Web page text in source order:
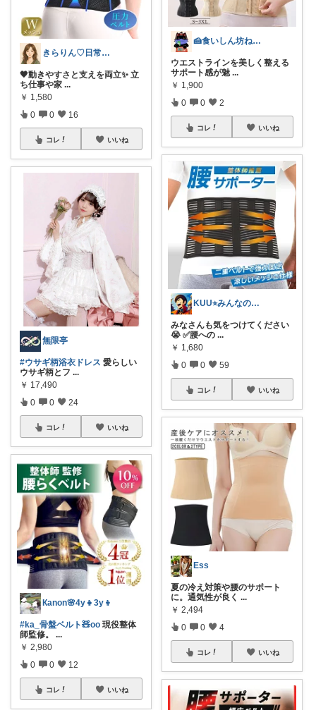
きらりん♡日常に馴染むものを集めて😊
🖤動きやすさと支えを両立✨ 立
ち仕事や家 ...
￥ 1,580
0 0 16
コレ いいね
無限亭
#ウサギ柄浴衣ドレス 愛らしい
ウサギ柄とフ ...
￥ 17,490
0 0 24
コレ いいね
Кanon🌸4y👧3y👦
#ka_骨盤ベルト🧸oo 現役整体
師監修。
...
￥ 2,980
0 0 12
コレ いいね
🍰食いしん坊ねっこ🍩毎日タロット占い
ウエストラインを美しく整える
サポート感が魅 ...
￥ 1,900
0 0 2
コレ いいね
KUU⭐︎みんなの部屋
みなさんも気をつけてください
😭 ✅腰への ...
￥ 1,680
0 0 59
コレ いいね
Ess
夏の冷え対策や腰のサポート
に。通気性が良く ...
￥ 2,494
0 0 4
コレ いいね